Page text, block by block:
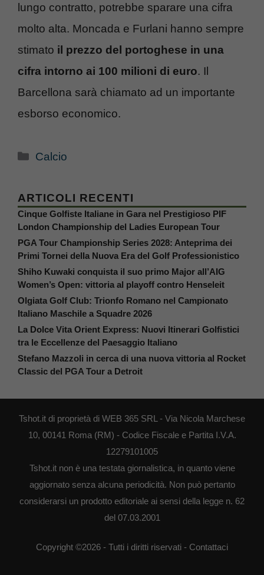
lungo contratto, potrebbe sparare una cifra
molto alta. Moncada e Furlani hanno sempre
stimato il prezzo del portoghese in una
cifra intorno ai 100 milioni di euro. Il
Barcellona sarà chiamato ad un importante
esborso economico.
Categorie
Calcio
ARTICOLI RECENTI
Cinque Golfiste Italiane in Gara nel Prestigioso PIF
London Championship del Ladies European Tour
PGA Tour Championship Series 2028: Anteprima dei
Primi Tornei della Nuova Era del Golf Professionistico
Shiho Kuwaki conquista il suo primo Major all’AIG
Women’s Open: vittoria al playoff contro Henseleit
Olgiata Golf Club: Trionfo Romano nel Campionato
Italiano Maschile a Squadre 2026
La Dolce Vita Orient Express: Nuovi Itinerari Golfistici
tra le Eccellenze del Paesaggio Italiano
Stefano Mazzoli in cerca di una nuova vittoria al Rocket
Classic del PGA Tour a Detroit
Tshot.it di proprietà di WEB 365 SRL - Via Nicola Marchese
10, 00141 Roma (RM) - Codice Fiscale e Partita I.V.A.
12279101005
Tshot.it non è una testata giornalistica, in quanto viene
aggiornato senza alcuna periodicità. Non può pertanto
considerarsi un prodotto editoriale ai sensi della legge n. 62
del 07.03.2001
Copyright ©2026 - Tutti i diritti riservati - Contattaci